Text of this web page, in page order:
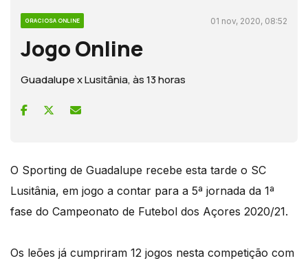
GRACIOSA ONLINE 01 nov, 2020, 08:52
Jogo Online
Guadalupe x Lusitânia, às 13 horas
O Sporting de Guadalupe recebe esta tarde o SC
Lusitânia, em jogo a contar para a 5ª jornada da 1ª
fase do Campeonato de Futebol dos Açores 2020/21.
Os leões já cumpriram 12 jogos nesta competição com